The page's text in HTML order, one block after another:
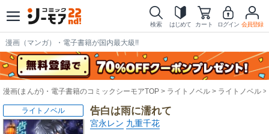
検索 はじめて カート ログイン 会員登録
漫画（マンガ）・電子書籍が国内最大級!!
漫画(まんが)・電子書籍のコミックシーモアTOP ライトノベル ライトノベル
告白は雨に濡れて
宮永レン 九重千花
ライトノベル